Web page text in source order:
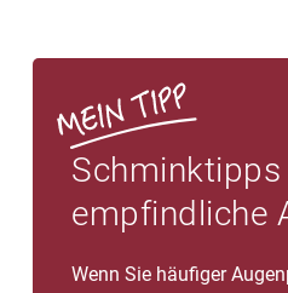
empfindliche
Wenn Sie häufiger